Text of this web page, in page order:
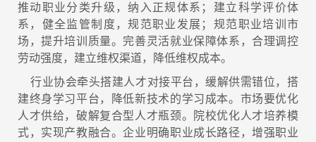
推动职业分类升级，纳入正规体系；建立科学评价体
系，健全监管制度，规范职业发展；规范职业培训市
场，提升培训质量。完善灵活就业保障体系，合理调控
劳动强度，建立维权渠道，降低维权成本。
行业协会牵头搭建人才对接平台，缓解供需错位，搭
建终身学习平台，降低新技术的学习成本。市场要优化
人才供给，破解复合型人才瓶颈。院校优化人才培养模
式，实现产教融合。企业明确职业成长路径，增强职业